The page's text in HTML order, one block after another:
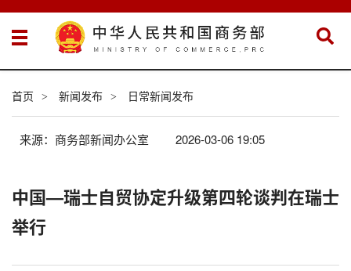
首页 > 新闻发布 > 日常新闻发布
来源：商务部新闻办公室 2026-03-06 19:05
中国—瑞士自贸协定升级第四轮谈判在瑞士
举行